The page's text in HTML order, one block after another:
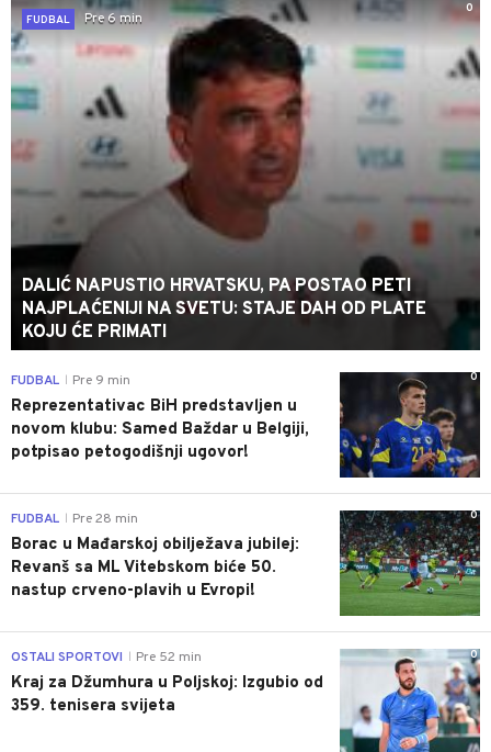
0
FUDBAL
Pre 6 min
DALIĆ NAPUSTIO HRVATSKU, PA POSTAO PETI
NAJPLAĆENIJI NA SVETU: STAJE DAH OD PLATE
KOJU ĆE PRIMATI
0
FUDBAL Pre 9 min
Reprezentativac BiH predstavljen u
novom klubu: Samed Baždar u Belgiji,
potpisao petogodišnji ugovor!
0
FUDBAL Pre 28 min
Borac u Mađarskoj obilježava jubilej:
Revanš sa ML Vitebskom biće 50.
nastup crveno-plavih u Evropi!
0
OSTALI SPORTOVI Pre 52 min
Kraj za Džumhura u Poljskoj: Izgubio od
359. tenisera svijeta